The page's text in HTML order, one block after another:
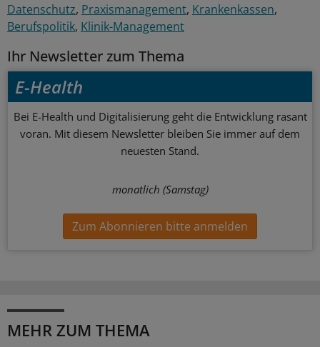
Datenschutz Praxismanagement Krankenkassen
Berufspolitik Klinik-Management
Ihr Newsletter zum Thema
E-Health
Bei E-Health und Digitalisierung geht die Entwicklung rasant
voran. Mit diesem Newsletter bleiben Sie immer auf dem
neuesten Stand.
monatlich (Samstag)
Zum Abonnieren bitte anmelden
MEHR ZUM THEMA